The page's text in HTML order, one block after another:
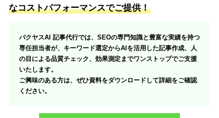
なコストパフォーマンスでご提供！
バクヤスAI 記事代行では、SEOの専門知識と豊富な実績を持つ
専任担当者が、キーワード選定からAIを活用した記事作成、人
の目による品質チェック、効果測定までワンストップでご支援
いたします。
ご興味のある方は、ぜひ資料をダウンロードして詳細をご確認
ください。